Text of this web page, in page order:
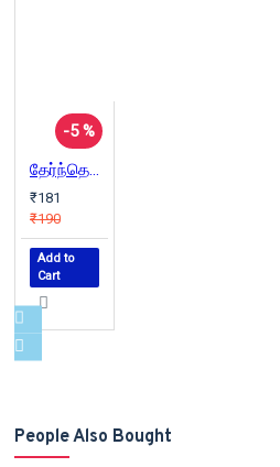
-5 %
தேர்ந்தெடுத்த சங்க இலக்கியப் பாடல்கள்
₹181
₹190
Add to
Cart
People Also Bought